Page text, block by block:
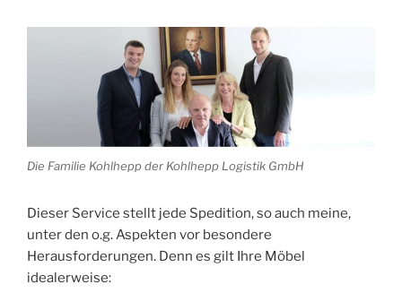
Die Familie Kohlhepp der Kohlhepp Logistik GmbH
Dieser Service stellt jede Spedition, so auch meine,
unter den o.g. Aspekten vor besondere
Herausforderungen. Denn es gilt Ihre Möbel
idealerweise: